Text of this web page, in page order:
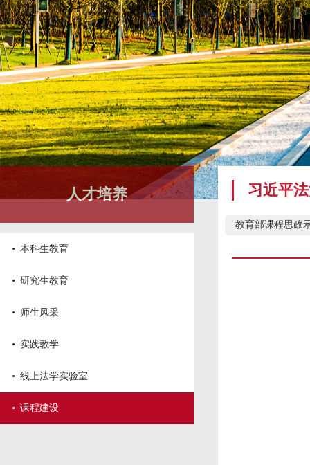
人才培养
· 本科生教育
· 研究生教育
· 师生风采
· 实践教学
· 线上法学实验室
· 课程建设
习近平
教育部课程思政